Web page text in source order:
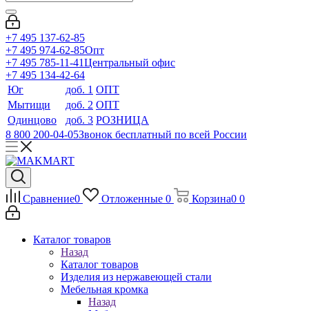
+7 495 137-62-85
+7 495 974-62-85Опт
+7 495 785-11-41Центральный офис
+7 495 134-42-64
Юг
доб. 1 ОПТ
Мытищи
доб. 2 ОПТ
Одинцово
доб. 3 РОЗНИЦА
8 800 200-04-05Звонок бесплатный по всей России
Сравнение0 Отложенные 0 Корзина0 0
Каталог товаров
Назад
Каталог товаров
Изделия из нержавеющей стали
Мебельная кромка
Назад